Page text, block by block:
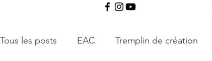
Tous les posts EAC Tremplin de création